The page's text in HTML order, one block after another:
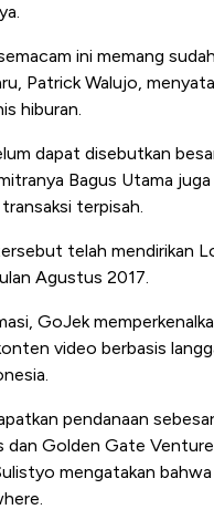
ini memang
Patrick Walujo,
hiburan.
dapat disebutkan
Bagus Utama
terpisah.
telah mendirikan
Agustus 2017.
GoJek
video berbasis
pendanaan
dan Golden Gate
mengatakan
Tutup Keran
Terbang ke Zona